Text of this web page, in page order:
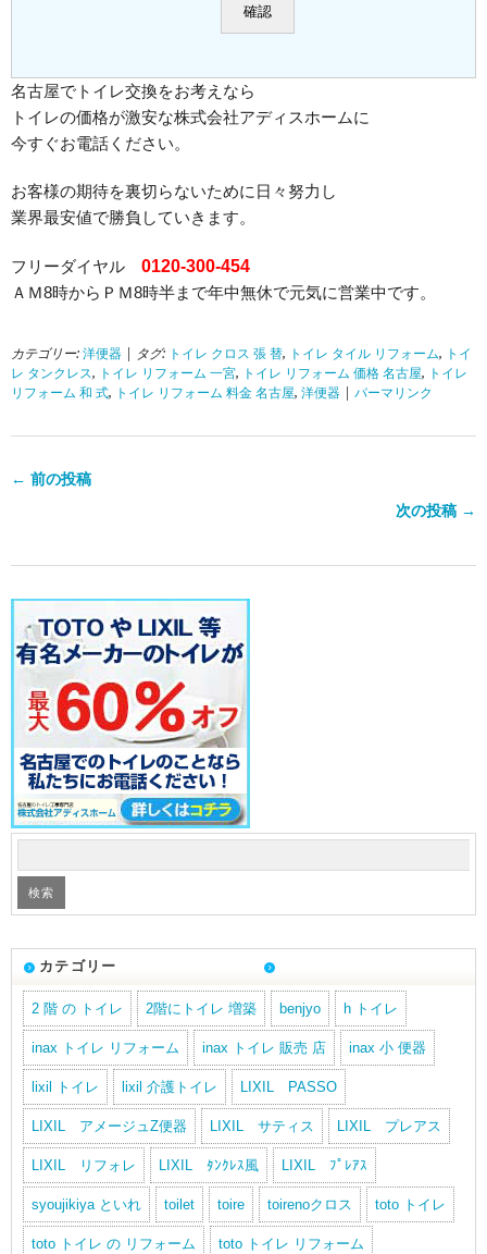
名古屋でトイレ交換をお考えなら
トイレの価格が激安な株式会社アディスホームに
今すぐお電話ください。
お客様の期待を裏切らないために日々努力し
業界最安値で勝負していきます。
フリーダイヤル 0120-300-454
ＡＭ8時からＰＭ8時半まで年中無休で元気に営業中です。
カテゴリー: 洋便器 | タグ: トイレ クロス 張 替, トイレ タイル リフォーム, トイ
レ タンクレス, トイレ リフォーム 一宮, トイレ リフォーム 価格 名古屋, トイレ
リフォーム 和 式, トイレ リフォーム 料金 名古屋, 洋便器 パーマリンク
← 前の投稿
次の投稿 →
カテゴリー
2 階 の トイレ 2階にトイレ 増築 benjyo h トイレ
inax トイレ リフォーム inax トイレ 販売 店 inax 小 便器
lixil トイレ lixil 介護トイレ LIXIL PASSO
LIXIL アメージュZ便器 LIXIL サティス LIXIL プレアス
LIXIL リフォレ LIXIL ﾀﾝｸﾚｽ風 LIXIL ﾌﾟﾚｱｽ
syoujikiya といれ toilet toire toirenoクロス toto トイレ
toto トイレ の リフォーム toto トイレ リフォーム